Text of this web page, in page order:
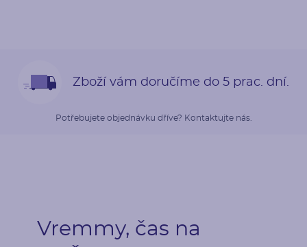
Materiál
Barva
Zboží vám doručíme do 5 prac. dní.
Potřebujete objednávku dříve? Kontaktujte nás.
Vremmy, čas na